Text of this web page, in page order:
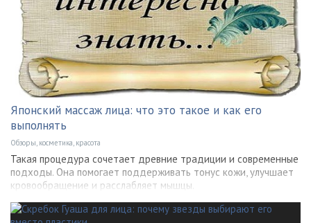
Японский массаж лица: что это такое и как его
выполнять
Обзоры, косметика, красота
Такая процедура сочетает древние традиции и современные
подходы. Она помогает поддерживать тонус кожи, улучшает
кровообращение и расслабляет мышцы.